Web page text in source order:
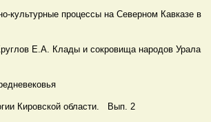
культурные процессы на Северном Кавказе в
Е.А. Клады и сокровища народов Урала
Кировской области. Вып. 2